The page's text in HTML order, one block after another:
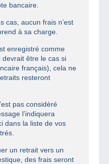
bancaire.
cas, aucun frais n’est
à sa charge.
enregistré comme
être le cas si
français), cela ne
resteront
pas considéré
l’indiquera
dans la liste de vos
un retrait vers un
des frais seront